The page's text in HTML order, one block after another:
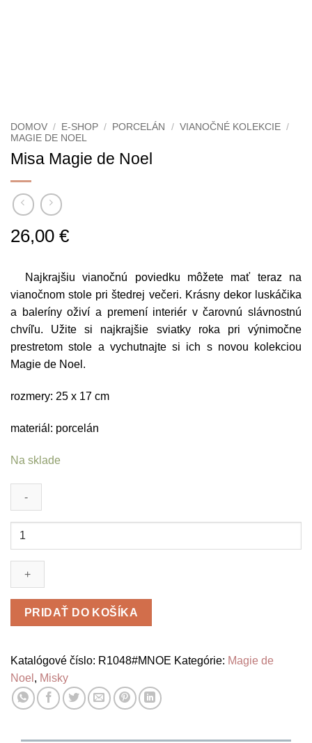
DOMOV / E-SHOP / PORCELÁN / VIANOČNÉ KOLEKCIE /
MAGIE DE NOEL
Misa Magie de Noel
26,00 €
Najkrajšiu vianočnú poviedku môžete mať teraz na
vianočnom stole pri štedrej večeri. Krásny dekor luskáčika
a baleríny oživí a premení interiér v čarovnú slávnostnú
chvíľu. Užite si najkrajšie sviatky roka pri výnimočne
prestretom stole a vychutnajte si ich s novou kolekciou
Magie de Noel.
rozmery: 25 x 17 cm
materiál: porcelán
Na sklade
množstvo
Magie
PRIDAŤ DO KOŠÍKA
Katalógové číslo: R1048#MNOE Kategórie: Magie de
Noel, Misky